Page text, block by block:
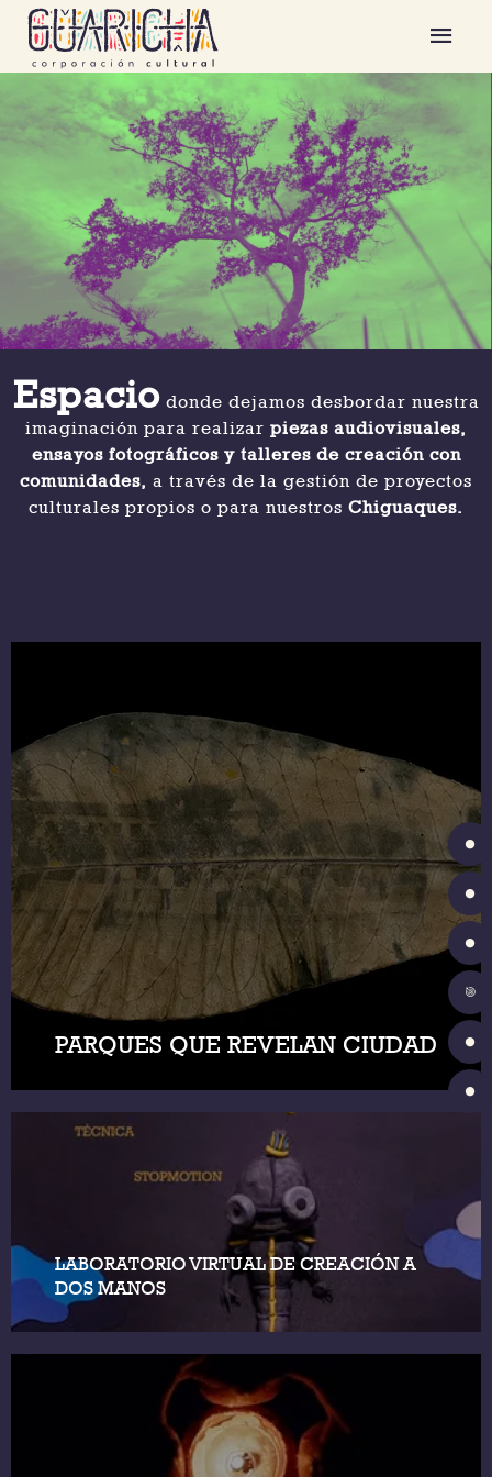
contenido
Espacio donde dejamos desbordar nuestra
imaginación para realizar piezas audiovisuales,
ensayos fotográficos y talleres de creación con
comunidades, a través de la gestión de proyectos
culturales propios o para nuestros Chiguaques.
PARQUES QUE REVELAN CIUDAD
LABORATORIO VIRTUAL DE CREACIÓN A
DOS MANOS